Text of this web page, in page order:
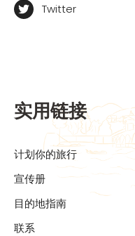
Twitter
实用链接
计划你的旅行
宣传册
目的地指南
联系